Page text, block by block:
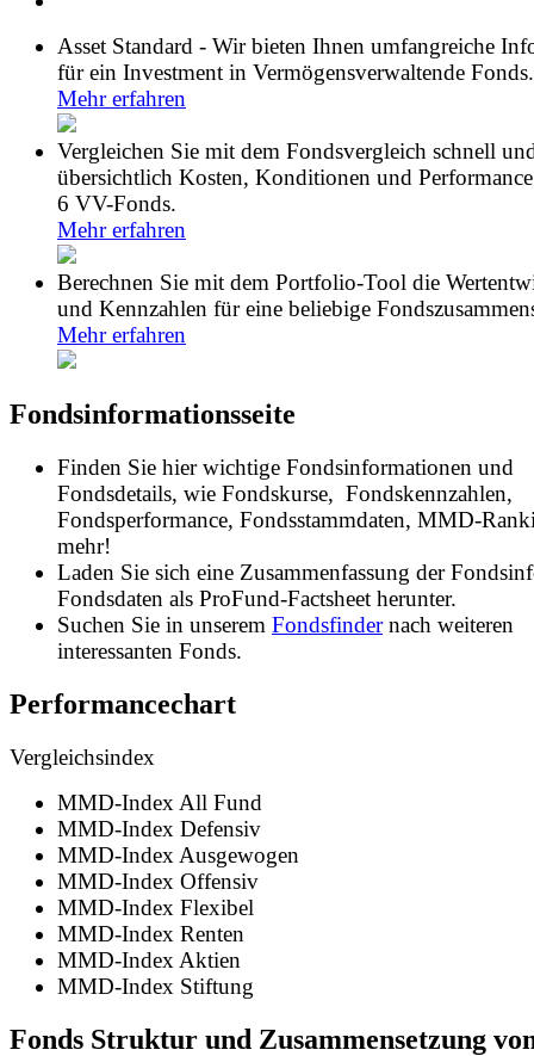
Asset Standard - Wir bieten Ihnen umfangreiche
für ein Investment in Vermögensverwaltende Fonds.
Mehr erfahren
Vergleichen Sie mit dem Fondsvergleich schnell
übersichtlich Kosten, Konditionen und
6 VV-Fonds.
Mehr erfahren
Berechnen Sie mit dem Portfolio-Tool die
und Kennzahlen für eine beliebige
Mehr erfahren
Fondsinformationsseite
Finden Sie hier wichtige Fondsinformationen und
Fondsdetails, wie Fondskurse, Fondskennzahlen,
Fondsperformance, Fondsstammdaten, MMD-
mehr!
Laden Sie sich eine Zusammenfassung der
Fondsdaten als ProFund-Factsheet herunter.
Suchen Sie in unserem Fondsfindernach weiteren
interessanten Fonds.
Performancechart
Vergleichsindex
MMD-Index All Fund
MMD-Index Defensiv
MMD-Index Ausgewogen
MMD-Index Offensiv
MMD-Index Flexibel
MMD-Index Renten
MMD-Index Aktien
MMD-Index Stiftung
Fonds Struktur und Zusammensetzung